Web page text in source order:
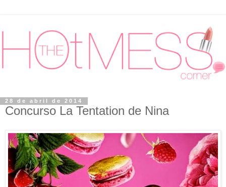
28 de abril de 2014
Concurso La Tentation de Nina